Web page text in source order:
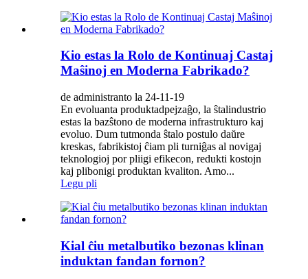
Kio estas la Rolo de Kontinuaj Castaj
Maŝinoj en Moderna Fabrikado?
de administranto la 24-11-19
En evoluanta produktadpejzaĝo, la ŝtalindustrio
estas la bazŝtono de moderna infrastrukturo kaj
evoluo. Dum tutmonda ŝtalo postulo daŭre
kreskas, fabrikistoj ĉiam pli turniĝas al novigaj
teknologioj por pliigi efikecon, redukti kostojn
kaj plibonigi produktan kvaliton. Amo...
Legu pli
Kial ĉiu metalbutiko bezonas klinan
induktan fandan fornon?